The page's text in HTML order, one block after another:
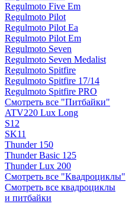
Regulmoto Five Em
Regulmoto Pilot
Regulmoto Pilot Ea
Regulmoto Pilot Em
Regulmoto Seven
Regulmoto Seven Medalist
Regulmoto Spitfire
Regulmoto Spitfire 17/14
Regulmoto Spitfire PRO
Смотреть все "Питбайки"
ATV220 Lux Long
S12
SK11
Thunder 150
Thunder Basic 125
Thunder Lux 200
Смотреть все "Квадроциклы"
Смотреть все квадроциклы
и питбайки